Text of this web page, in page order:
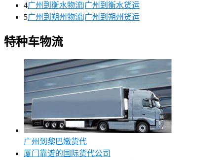
4广州到衡水物流|广州到衡水货运
5广州到朔州物流|广州到朔州货运
特种车物流
广州到黎巴嫩货代
厦门靠谱的国际货代公司